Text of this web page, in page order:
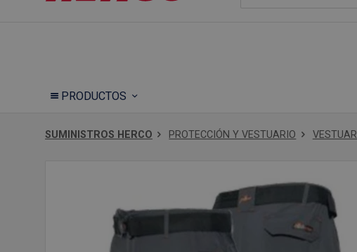
PRODUCTOS
SUMINISTROS HERCO PROTECCIÓN Y VESTUARIO